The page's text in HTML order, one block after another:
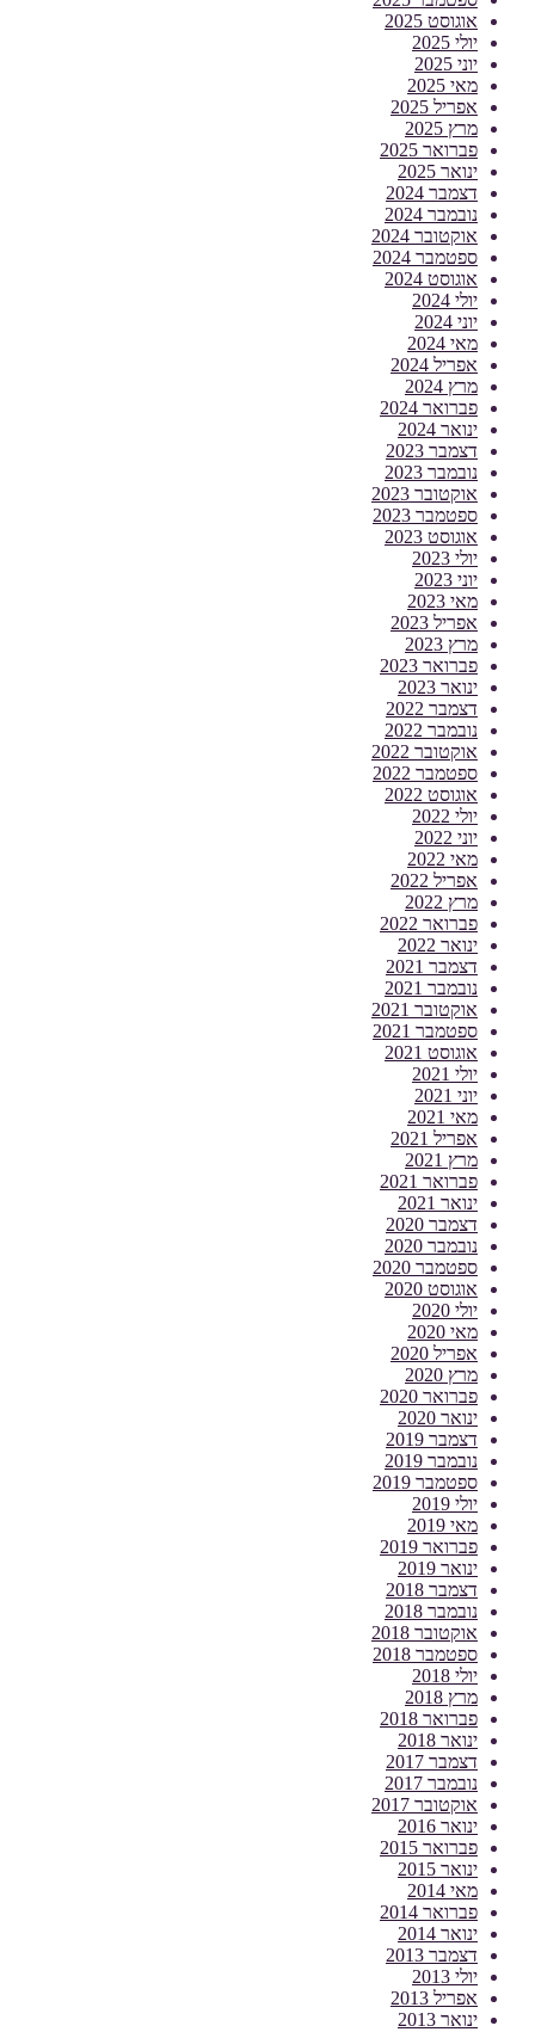
אוגוסט 2025
יולי 2025
יוני 2025
מאי 2025
אפריל 2025
מרץ 2025
פברואר 2025
ינואר 2025
דצמבר 2024
נובמבר 2024
אוקטובר 2024
ספטמבר 2024
אוגוסט 2024
יולי 2024
יוני 2024
מאי 2024
אפריל 2024
מרץ 2024
פברואר 2024
ינואר 2024
דצמבר 2023
נובמבר 2023
אוקטובר 2023
ספטמבר 2023
אוגוסט 2023
יולי 2023
יוני 2023
מאי 2023
אפריל 2023
מרץ 2023
פברואר 2023
ינואר 2023
דצמבר 2022
נובמבר 2022
אוקטובר 2022
ספטמבר 2022
אוגוסט 2022
יולי 2022
יוני 2022
מאי 2022
אפריל 2022
מרץ 2022
פברואר 2022
ינואר 2022
דצמבר 2021
נובמבר 2021
אוקטובר 2021
ספטמבר 2021
אוגוסט 2021
יולי 2021
יוני 2021
מאי 2021
אפריל 2021
מרץ 2021
פברואר 2021
ינואר 2021
דצמבר 2020
נובמבר 2020
ספטמבר 2020
אוגוסט 2020
יולי 2020
מאי 2020
אפריל 2020
מרץ 2020
פברואר 2020
ינואר 2020
דצמבר 2019
נובמבר 2019
ספטמבר 2019
יולי 2019
מאי 2019
פברואר 2019
ינואר 2019
דצמבר 2018
נובמבר 2018
אוקטובר 2018
ספטמבר 2018
יולי 2018
מרץ 2018
פברואר 2018
ינואר 2018
דצמבר 2017
נובמבר 2017
אוקטובר 2017
ינואר 2016
פברואר 2015
ינואר 2015
מאי 2014
פברואר 2014
ינואר 2014
דצמבר 2013
יולי 2013
אפריל 2013
ינואר 2013